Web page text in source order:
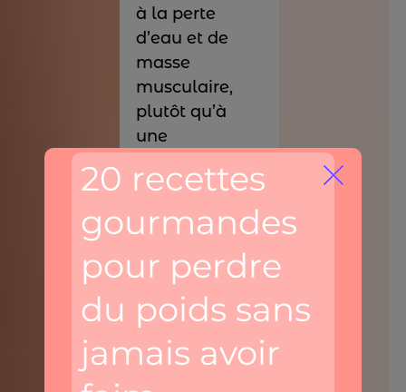
à la perte
d’eau et de
masse
musculaire,
plutôt qu’à
une
significative
grasse. Une
fois que vous
revenez à
des
habitudes
alimentaires